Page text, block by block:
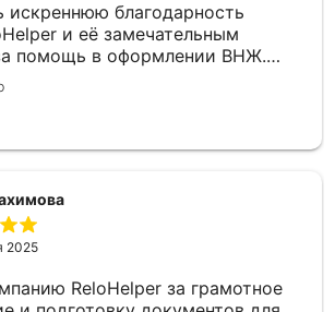
искреннюю благодарность
и её замечательным
помощь в оформлении ВНЖ.
по рекламе и отзывам в
беспокоился и переживал
грамотные рекомендации,
на любые вопросы, в
выполняют все необходимые
результате все сделано в
2025
ReloHelper за грамотное